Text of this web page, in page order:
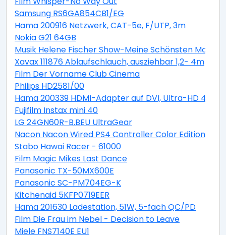
Samsung RS6GA854CB1/EG
Hama 200916 Netzwerk, CAT-5e, F/UTP, 3m
Nokia G21 64GB
Musik Helene Fischer Show-Meine Schönsten
Xavax 111876 Ablaufschlauch, ausziehbar 1,2- 4m
Film Der Vorname Club Cinema
Philips HD2581/00
Hama 200339 HDMI-Adapter auf DVI, Ultra-HD 4K
Fujifilm Instax mini 40
LG 24GN60R-B.BEU UltraGear
Nacon Nacon Wired PS4 Controller Color Edition blue
Stabo Hawai Racer - 61000
Film Magic Mikes Last Dance
Panasonic TX-50MX600E
Panasonic SC-PM704EG-K
Kitchenaid 5KFP0719EER
Hama 201630 Ladestation, 51W, 5-fach QC/PD
Film Die Frau im Nebel - Decision to Leave
Miele FNS7140E EU1